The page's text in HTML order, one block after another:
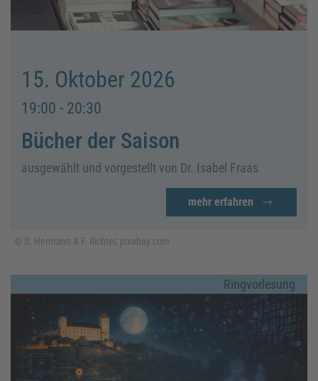
15. Oktober 2026
19:00 - 20:30
Bücher der Saison
ausgewählt und vorgestellt von Dr. Isabel Fraas
mehr erfahren
© S. Hermann & F. Richter, pixabay.com
Ringvorlesung